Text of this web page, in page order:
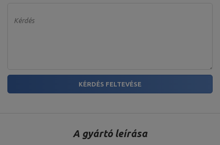
Kérdés
KÉRDÉS FELTEVÉSE
A gyártó leírása